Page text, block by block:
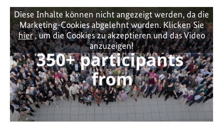
Diese Inhalte können nicht angezeigt werden, da die
Marketing-Cookies abgelehnt wurden. Klicken Sie
hier, um die Cookies zu akzeptieren und das Video
anzuzeigen!